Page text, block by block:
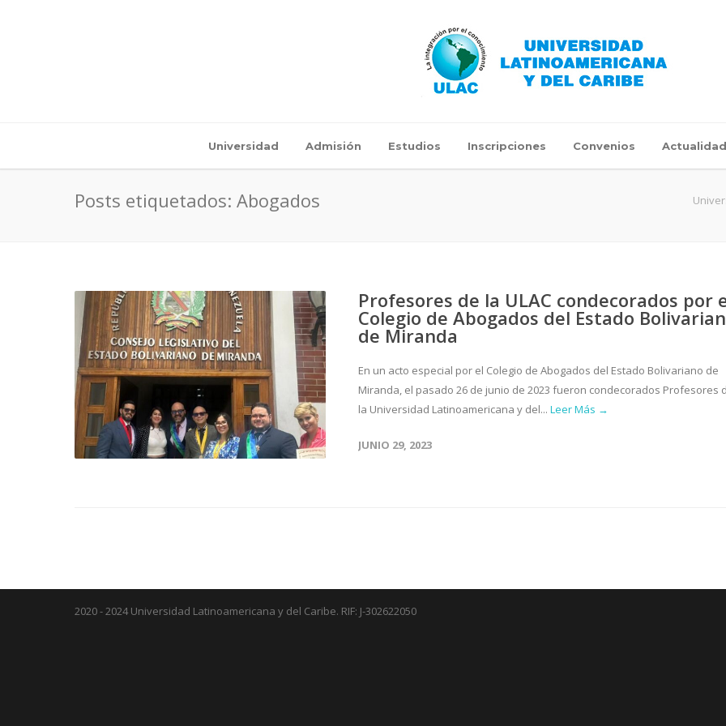
Universidad Admisión Estudios Inscripciones Convenios Actualidad
Posts etiquetados: Abogados
Profesores de la ULAC condecorados por
Colegio de Abogados del Estado
de Miranda
En un acto especial por el Colegio de Abogados del Estado Bolivariano de
Miranda, el pasado 26 de junio de 2023 fueron condecorados Profesores
la Universidad Latinoamericana y del... Leer Más →
JUNIO 29, 2023
2020 - 2024 Universidad Latinoamericana y del Caribe. RIF: J-302622050